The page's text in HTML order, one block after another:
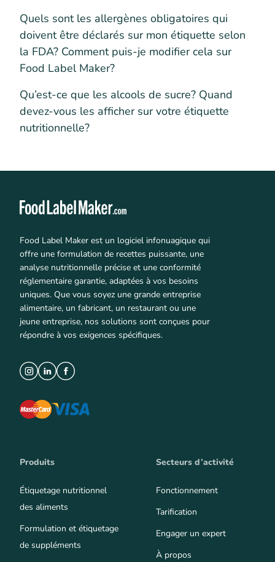
Quels sont les allergènes obligatoires qui
doivent être déclarés sur mon étiquette selon
la FDA? Comment puis-je modifier cela sur
Food Label Maker?
Qu’est-ce que les alcools de sucre? Quand
devez-vous les afficher sur votre étiquette
nutritionnelle?
Food Label Maker est un logiciel infonuagique qui
offre une formulation de recettes puissante, une
analyse nutritionnelle précise et une conformité
réglementaire garantie, adaptées à vos besoins
uniques. Que vous soyez une grande entreprise
alimentaire, un fabricant, un restaurant ou une
jeune entreprise, nos solutions sont conçues pour
répondre à vos exigences spécifiques.
Produits
Étiquetage nutritionnel
des aliments
Formulation et étiquetage
de suppléments
Secteurs d’activité
Fonctionnement
Tarification
Engager un expert
À propos